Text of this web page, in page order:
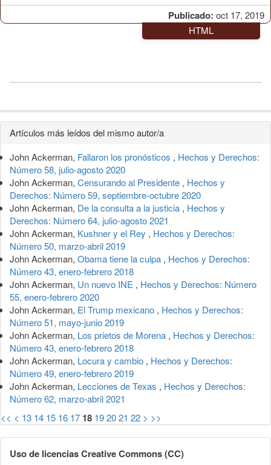
Publicado: oct 17, 2019
HTML
Detalles
del
artículo
Artículos más leídos del mismo autor/a
John Ackerman, Fallaron los pronósticos , Hechos y Derechos:
Número 58, julio-agosto 2020
John Ackerman, Censurando al Presidente , Hechos y
Derechos: Número 59, septiembre-octubre 2020
John Ackerman, De la consulta a la justicia , Hechos y
Derechos: Número 64, julio-agosto 2021
John Ackerman, Kushner y el Rey , Hechos y Derechos:
Número 50, marzo-abril 2019
John Ackerman, Obama tiene la culpa , Hechos y Derechos:
Número 43, enero-febrero 2018
John Ackerman, Un nuevo INE , Hechos y Derechos: Número
55, enero-febrero 2020
John Ackerman, El Trump mexicano , Hechos y Derechos:
Número 51, mayo-junio 2019
John Ackerman, Los prietos de Morena , Hechos y Derechos:
Número 43, enero-febrero 2018
John Ackerman, Locura y cambio , Hechos y Derechos:
Número 49, enero-febrero 2019
John Ackerman, Lecciones de Texas , Hechos y Derechos:
Número 62, marzo-abril 2021
<< < 13 14 15 16 17 18 192021 22 > >>
Uso de licencias Creative Commons (CC)